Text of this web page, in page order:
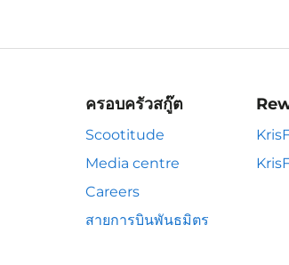
ครอบครัวสกู๊ต
Scootitude
Media centre
Careers
สายการบินพันธมิตร